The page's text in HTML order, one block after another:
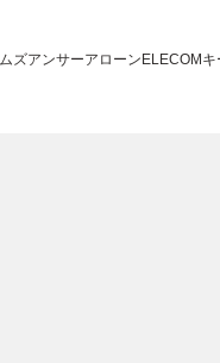
ズアンサーアローン ELECOM キ